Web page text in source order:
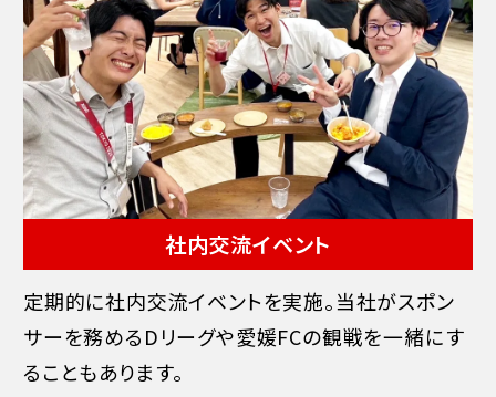
社内交流イベント
定期的に社内交流イベントを実施。当社がスポン
サーを務めるDリーグや愛媛FCの観戦を一緒にす
ることもあります。